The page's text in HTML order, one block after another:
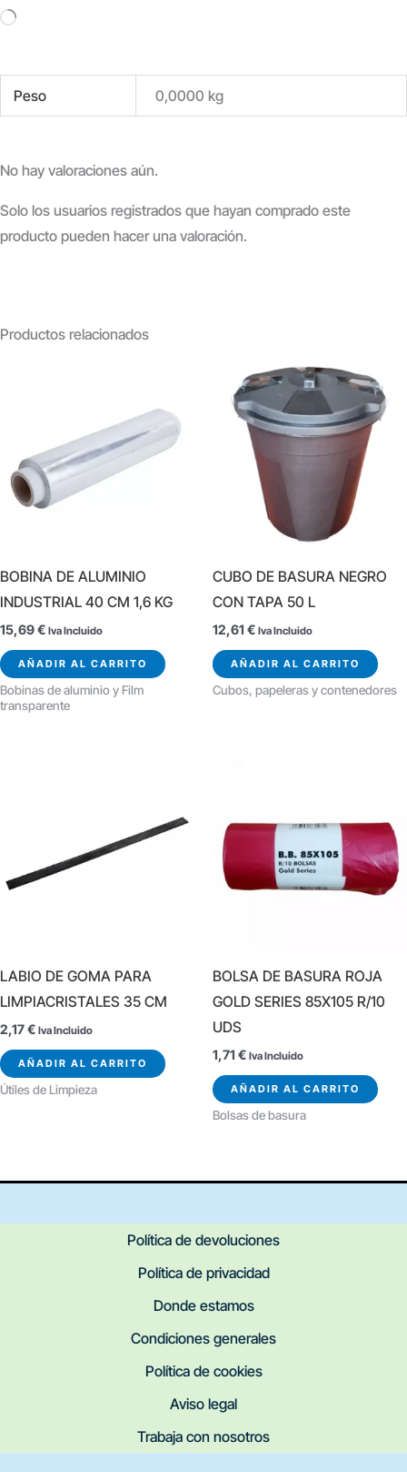
Cargando...
Peso 0,0000 kg
No hay valoraciones aún.
Solo los usuarios registrados que hayan comprado este
producto pueden hacer una valoración.
Productos relacionados
BOBINA DE ALUMINIO
INDUSTRIAL 40 CM 1,6 KG
15,69€ Iva Incluido
AÑADIR AL CARRITO
Bobinas de aluminio y Film
transparente
CUBO DE BASURA NEGRO
CON TAPA 50 L
12,61 € Iva Incluido
AÑADIR AL CARRITO
Cubos, papeleras y contenedores
LABIO DE GOMA PARA
LIMPIACRISTALES 35 CM
2,17€ Iva Incluido
AÑADIR AL CARRITO
Útiles de Limpieza
BOLSA DE BASURA ROJA
GOLD SERIES 85X105 R/10
UDS
1,71 € Iva Incluido
AÑADIR AL CARRITO
Bolsas de basura
Política de devoluciones
Política de privacidad
Donde estamos
Condiciones generales
Política de cookies
Aviso legal
Trabaja con nosotros